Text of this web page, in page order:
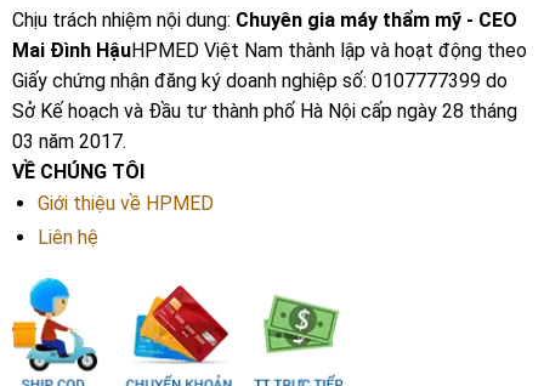
Chịu trách nhiệm nội dung: Chuyên gia máy thẩm mỹ - CEO
Mai Đình HậuHPMED Việt Nam thành lập và hoạt động theo
Giấy chứng nhận đăng ký doanh nghiệp số: 0107777399 do
Sở Kế hoạch và Đầu tư thành phố Hà Nội cấp ngày 28 tháng
03 năm 2017.
VỀ CHÚNG TÔI
Giới thiệu về HPMED
Liên hệ